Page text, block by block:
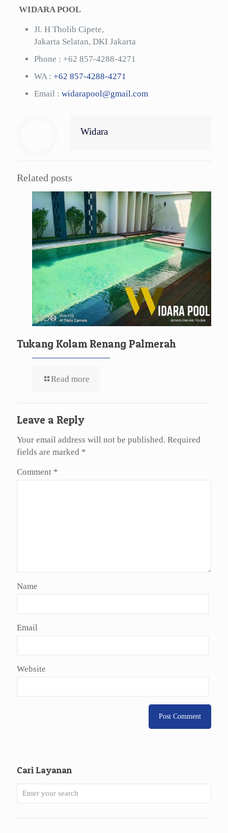
WIDARA POOL
Jl. H Tholib Cipete,
Jakarta Selatan, DKI Jakarta
Phone : +62 857-4288-4271
WA : +62 857-4288-4271
Email : widarapool@gmail.com
Widara
Related posts
Tukang Kolam Renang Palmerah
Read more
Leave a Reply
Your email address will not be published. Required
fields are marked *
Comment *
Name
Email
Website
Cari Layanan